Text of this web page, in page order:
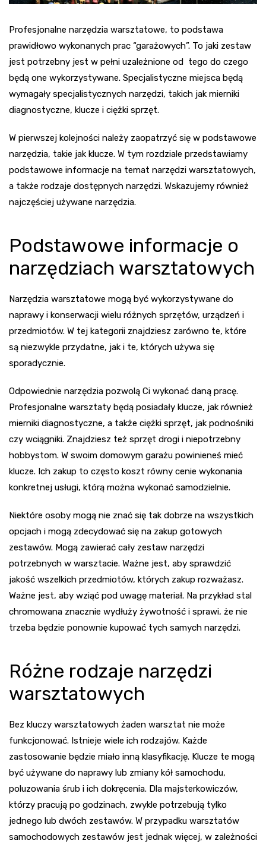
Profesjonalne narzędzia warsztatowe, to podstawa
prawidłowo wykonanych prac “garażowych”. To jaki zestaw
jest potrzebny jest w pełni uzależnione od tego do czego
będą one wykorzystywane. Specjalistyczne miejsca będą
wymagały specjalistycznych narzędzi, takich jak mierniki
diagnostyczne, klucze i ciężki sprzęt.
W pierwszej kolejności należy zaopatrzyć się w podstawowe
narzędzia, takie jak klucze. W tym rozdziale przedstawiamy
podstawowe informacje na temat narzędzi warsztatowych,
a także rodzaje dostępnych narzędzi. Wskazujemy również
najczęściej używane narzędzia.
Podstawowe informacje o
narzędziach warsztatowych
Narzędzia warsztatowe mogą być wykorzystywane do
naprawy i konserwacji wielu różnych sprzętów, urządzeń i
przedmiotów. W tej kategorii znajdziesz zarówno te, które
są niezwykle przydatne, jak i te, których używa się
sporadycznie.
Odpowiednie narzędzia pozwolą Ci wykonać daną pracę.
Profesjonalne warsztaty będą posiadały klucze, jak również
mierniki diagnostyczne, a także ciężki sprzęt, jak podnośniki
czy wciągniki. Znajdziesz też sprzęt drogi i niepotrzebny
hobbystom. W swoim domowym garażu powinieneś mieć
klucze. Ich zakup to często koszt równy cenie wykonania
konkretnej usługi, którą można wykonać samodzielnie.
Niektóre osoby mogą nie znać się tak dobrze na wszystkich
opcjach i mogą zdecydować się na zakup gotowych
zestawów. Mogą zawierać cały zestaw narzędzi
potrzebnych w warsztacie. Ważne jest, aby sprawdzić
jakość wszelkich przedmiotów, których zakup rozważasz.
Ważne jest, aby wziąć pod uwagę materiał. Na przykład stal
chromowana znacznie wydłuży żywotność i sprawi, że nie
trzeba będzie ponownie kupować tych samych narzędzi.
Różne rodzaje narzędzi
warsztatowych
Bez kluczy warsztatowych żaden warsztat nie może
funkcjonować. Istnieje wiele ich rodzajów. Każde
zastosowanie będzie miało inną klasyfikację. Klucze te mogą
być używane do naprawy lub zmiany kół samochodu,
poluzowania śrub i ich dokręcenia. Dla majsterkowiczów,
którzy pracują po godzinach, zwykle potrzebują tylko
jednego lub dwóch zestawów. W przypadku warsztatów
samochodowych zestawów jest jednak więcej, w zależności